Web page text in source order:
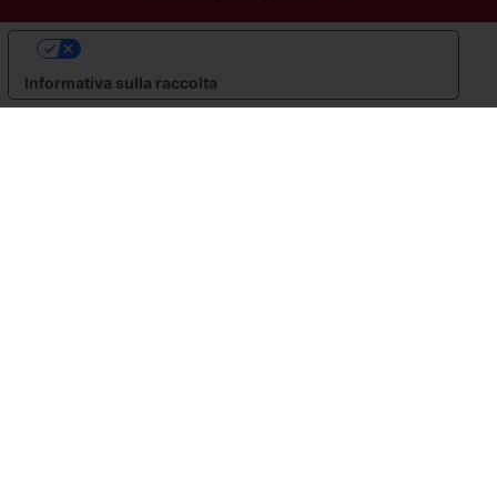
Informativa sulla raccolta